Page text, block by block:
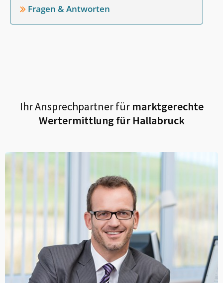
Fragen & Antworten
Ihr Ansprechpartner fürmarktgerechte
Wertermittlung für Hallabruck